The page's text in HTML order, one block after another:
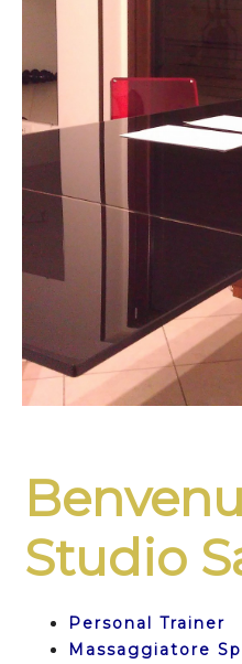
Studio
Personal Trainer
Massaggiatore